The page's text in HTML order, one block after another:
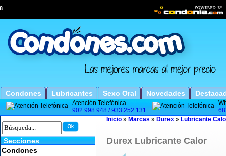
Condones Lubricantes Sexo Oral Novedades
Atención Telefónica
902 998 948 / 933 252 131
Secciones
Condones
Inicio » Marcas » Durex » Lubricante
Durex Lubricante Calor